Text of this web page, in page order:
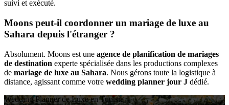
suivi et exécuté.
Moons peut-il coordonner un mariage de luxe au
Sahara depuis l'étranger ?
Absolument. Moons est une agence de planification de mariages
de destination experte spécialisée dans les productions complexes
de mariage de luxe au Sahara. Nous gérons toute la logistique à
distance, agissant comme votre wedding planner jour J dédié.
Wedding Planner de Luxe en Tunisie